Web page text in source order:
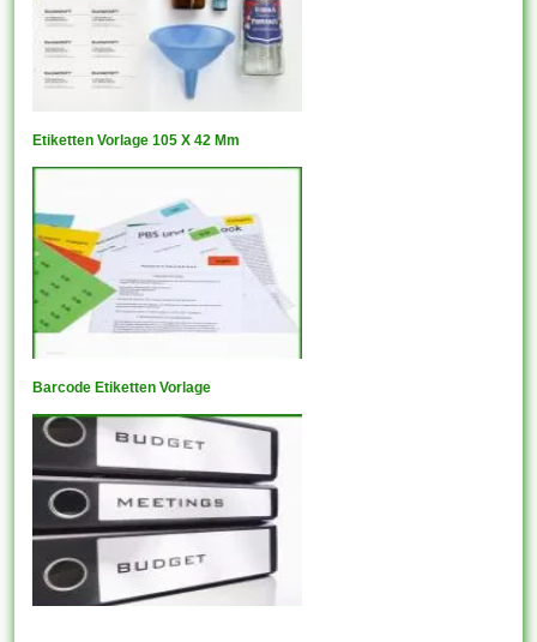
Etiketten Vorlage 105 X 42 Mm
Barcode Etiketten Vorlage